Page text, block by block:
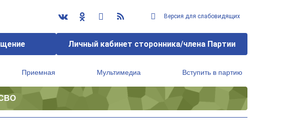
Версия для слабовидящих
Личный кабинет сторонника/члена Партии
Приемная Мультимедиа Вступить в партию